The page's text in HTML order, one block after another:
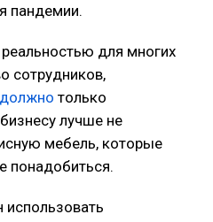
пандемии.
для многих
сотрудников,
должно только
лучше не
мебель, которые
понадобиться.
использовать